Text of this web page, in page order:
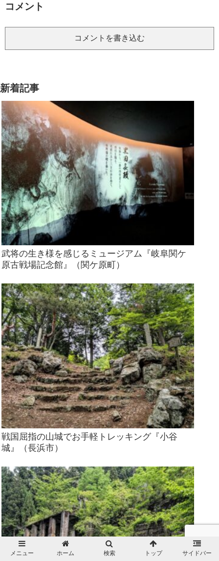
コメント
コメントを書き込む
新着記事
武将の生き様を感じるミュージアム『岐阜関ケ
原古戦場記念館』（関ケ原町）
戦国屈指の山城でお手軽トレッキング『小谷
城』（長浜市）
メニュー ホーム 検索 トップ サイドバー